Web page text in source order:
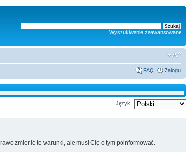
Wyszukiwanie zaawansowane
FAQ Zaloguj
Język:
zmienić te warunki, ale musi Cię o tym poinformować.